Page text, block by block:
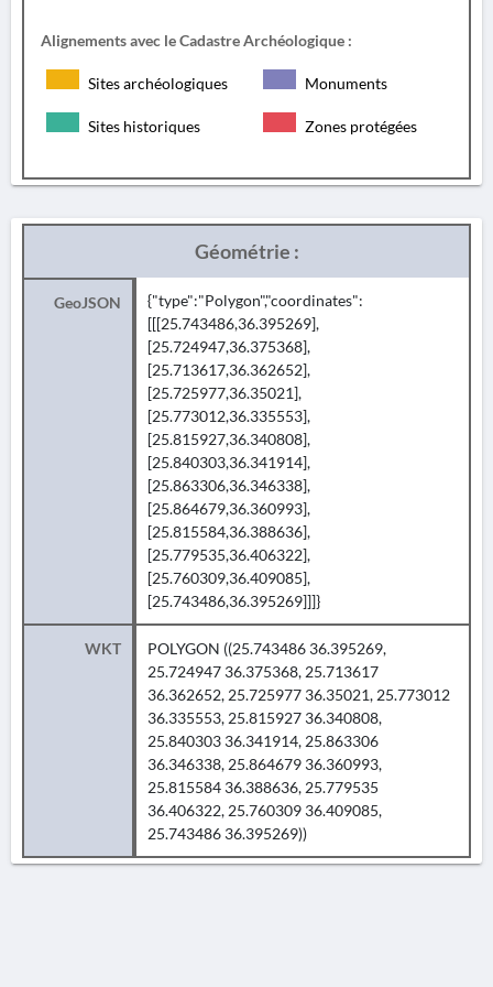
Alignements avec le Cadastre Archéologique :
Sites archéologiques Monuments
Sites historiques Zones protégées
Géométrie :
GeoJSON
{"type":"Polygon","coordinates":
[[[25.743486,36.395269],
[25.724947,36.375368],
[25.713617,36.362652],
[25.725977,36.35021],
[25.773012,36.335553],
[25.815927,36.340808],
[25.840303,36.341914],
[25.863306,36.346338],
[25.864679,36.360993],
[25.815584,36.388636],
[25.779535,36.406322],
[25.760309,36.409085],
[25.743486,36.395269]]]}
WKT
POLYGON ((25.743486 36.395269,
25.724947 36.375368, 25.713617
36.362652, 25.725977 36.35021, 25.773012
36.335553, 25.815927 36.340808,
25.840303 36.341914, 25.863306
36.346338, 25.864679 36.360993,
25.815584 36.388636, 25.779535
36.406322, 25.760309 36.409085,
25.743486 36.395269))